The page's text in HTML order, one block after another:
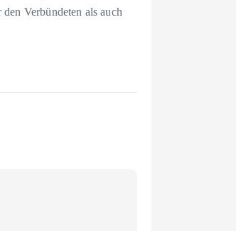
Verbündeten als auch